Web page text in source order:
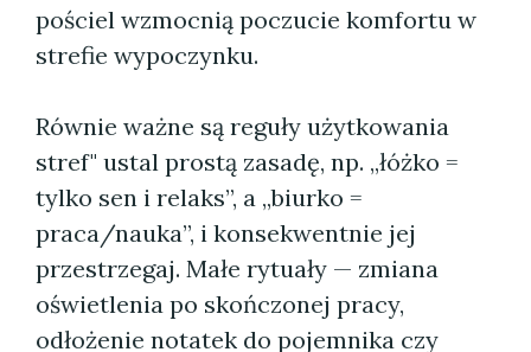
pościel wzmocnią poczucie komfortu w
strefie wypoczynku.
Równie ważne są reguły użytkowania
stref" ustal prostą zasadę, np. „łóżko =
tylko sen i relaks”, a „biurko =
praca/nauka”, i konsekwentnie jej
przestrzegaj. Małe rytuały — zmiana
oświetlenia po skończonej pracy,
odłożenie notatek do pojemnika czy